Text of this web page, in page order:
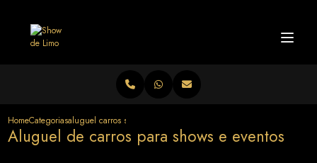
HomeCategoriasaluguel carros shows eventos
Aluguel de carros para shows e eventos